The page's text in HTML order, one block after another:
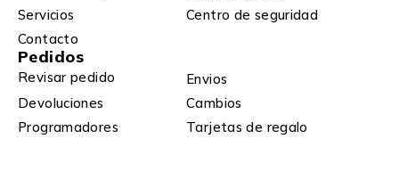
Servicios
Centro de seguridad
Contacto
Pedidos
Revisar pedido
Envios
Devoluciones
Cambios
Programadores
Tarjetas de regalo